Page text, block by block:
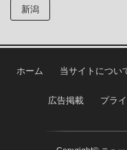
新潟
ホーム 当サイトについ
広告掲載 プラ